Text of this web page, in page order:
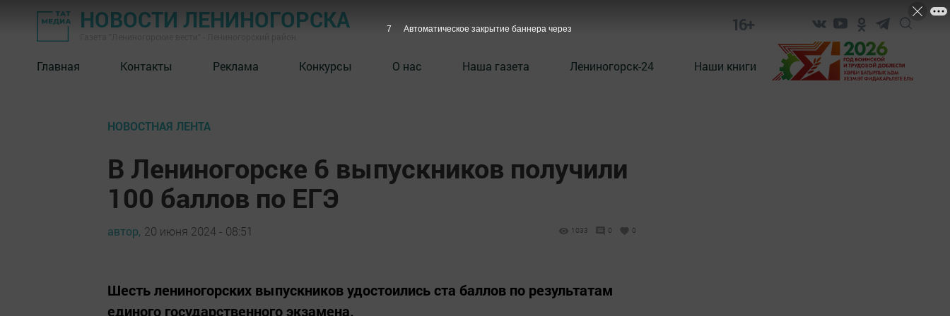
НОВОСТИ ЛЕНИНОГОРСКА 16+
Главная Контакты Реклама Конкурсы О нас Наша газета Лениногорск-24 Наши книги
НОВОСТНАЯ ЛЕНТА
В Лениногорске 6 выпускников получили
100 баллов по ЕГЭ
автор, 20 июня 2024 - 08:51 1033 0 0
Шесть лениногорских выпускников удостоились ста баллов по результатам
единого государственного экзамена.
6 Автоматическое закрытие баннера через